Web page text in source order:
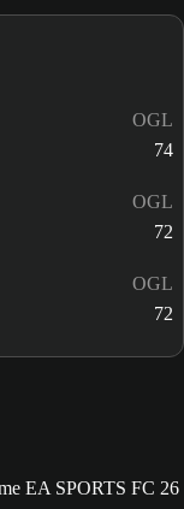
OGL
74
OGL
72
OGL
72